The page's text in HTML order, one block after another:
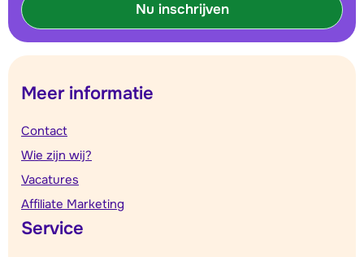
Nu inschrijven
Meer informatie
Contact
Wie zijn wij?
Vacatures
Affiliate Marketing
Service